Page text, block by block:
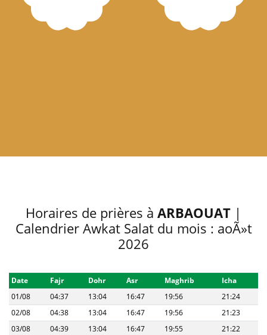
Horaires de prières à ARBAOUAT |
Calendrier Awkat Salat du mois : aoÃ»t
2026
Date Fajr Dohr Asr Maghrib
Icha
01/08
04:37 13:04 16:47 19:56
21:24
02/08
04:38 13:04 16:47 19:56
21:23
03/08
04:39 13:04 16:47 19:55
21:22